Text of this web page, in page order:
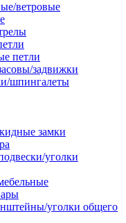
ветровые
петли
задвижки
шпингалеты
замки
уголки
уголки общего